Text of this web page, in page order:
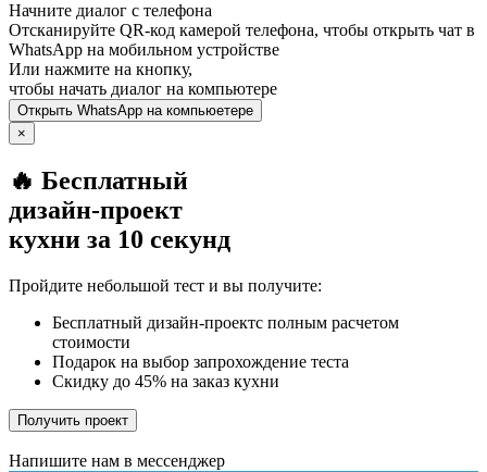
Начните диалог с телефона
Отсканируйте QR-код камерой телефона, чтобы открыть чат в
WhatsApp на мобильном устройстве
Или нажмите на кнопку,
чтобы начать диалог на компьютере
Открыть WhatsApp на компьюетере
×
🔥 Бесплатный
дизайн-проект
кухни за 10 секунд
Пройдите небольшой тест и вы получите:
Бесплатный дизайн-проектс полным расчетом
стоимости
Подарок на выбор запрохождение теста
Скидку до 45% на заказ кухни
Получить проект
Напишите нам в мессенджер